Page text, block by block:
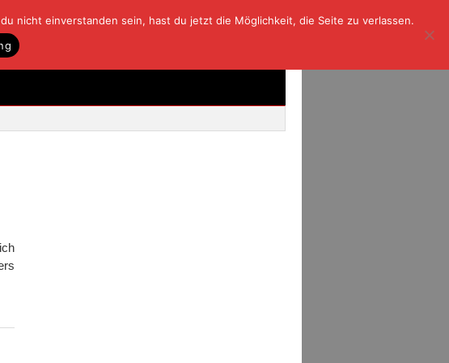
nicht einverstanden sein, hast du jetzt die Möglichkeit, die Seite zu verlassen.